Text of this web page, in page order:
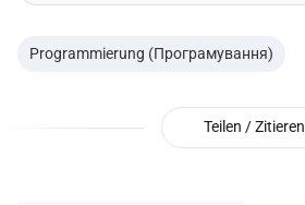
Programmierung (Програмування)
Teilen / Zitieren